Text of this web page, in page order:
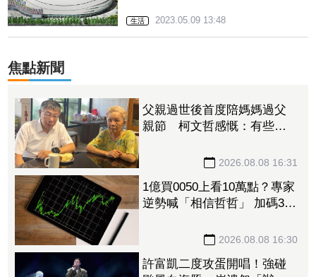
生活 2023.05.09 13:48
焦點新聞
父親過世後首度陪媽媽過父
親節 柯文哲感慨：有些事
2026.08.08 16:31
1億買0050上看10萬點？專家
逆勢喊「相信哲哲」 加碼3招
2026.08.08 16:30
許富凱二度攻蛋開唱！強碰